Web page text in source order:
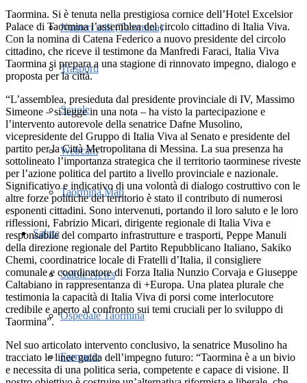
Numeri utili (Taormina)
Trasporti
Scuole
Webcam
Taormina Map
Salute
Salute News
Ospedale Taormina
Farmacie
Taormina. Si è tenuta nella prestigiosa cornice dell’Hotel Excelsior
Palace di Taormina l’assemblea del circolo cittadino di Italia Viva.
Con la nomina di Catena Federico a nuovo presidente del circolo
cittadino, che riceve il testimone da Manfredi Faraci, Italia Viva
Taormina si prepara a una stagione di rinnovato impegno, dialogo e
proposta per la città.
“L’assemblea, presieduta dal presidente provinciale di IV, Massimo
Simeone – si legge in una nota – ha visto la partecipazione e
l’intervento autorevole della senatrice Dafne Musolino,
vicepresidente del Gruppo di Italia Viva al Senato e presidente del
partito per la Città Metropolitana di Messina. La sua presenza ha
sottolineato l’importanza strategica che il territorio taorminese riveste
per l’azione politica del partito a livello provinciale e nazionale.
Significativo e indicativo di una volontà di dialogo costruttivo con le
altre forze politiche del territorio è stato il contributo di numerosi
esponenti cittadini. Sono intervenuti, portando il loro saluto e le loro
riflessioni, Fabrizio Micari, dirigente regionale di Italia Viva e
responsabile del comparto infrastrutture e trasporti, Peppe Manuli
della direzione regionale del Partito Repubblicano Italiano, Sakiko
Chemi, coordinatrice locale di Fratelli d’Italia, il consigliere
comunale e coordinatore di Forza Italia Nunzio Corvaja e Giuseppe
Caltabiano in rappresentanza di +Europa. Una platea plurale che
testimonia la capacità di Italia Viva di porsi come interlocutore
credibile e aperto al confronto sui temi cruciali per lo sviluppo di
Taormina”.
Nel suo articolato intervento conclusivo, la senatrice Musolino ha
tracciato le linee guida dell’impegno futuro: “Taormina è a un bivio
e necessita di una politica seria, competente e capace di visione. Il